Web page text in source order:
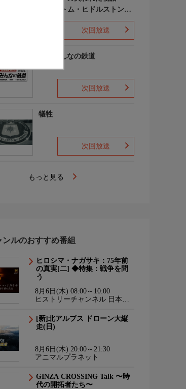
WITH トム・ヒドルストン
声:平川大輔
次回放送
新・みんなの鉄道
次回放送
犠牲
次回放送
もっと見る
ンルのおすすめ番組
ヒロシマ・ナガサキ：75年前
の真実[二] ◆特集：戦争を問
う
8月6日(木) 08:00～10:00
ヒストリーチャンネル 日本・
[新]北アルプス ドローン大縦
走(日)
8月6日(木) 20:00～21:30
アニマルプラネット
GINZA CROSSING Talk 〜時
代の開拓者たち〜